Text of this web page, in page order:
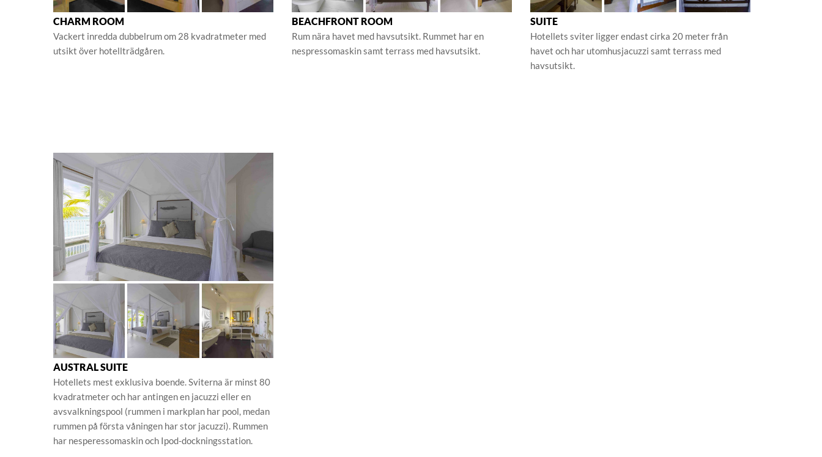
CHARM ROOM
Vackert inredda dubbelrum om 28 kvadratmeter med
utsikt över hotellträdgåren.
BEACHFRONT ROOM
Rum nära havet med havsutsikt. Rummet har en
nespressomaskin samt terrass med havsutsikt.
SUITE
Hotellets sviter ligger endast cirka 20 meter från
havet och har utomhusjacuzzi samt terrass med
havsutsikt.
AUSTRAL SUITE
Hotellets mest exklusiva boende. Sviterna är minst 80
kvadratmeter och har antingen en jacuzzi eller en
avsvalkningspool (rummen i markplan har pool, medan
rummen på första våningen har stor jacuzzi). Rummen
har nesperessomaskin och Ipod-dockningsstation.